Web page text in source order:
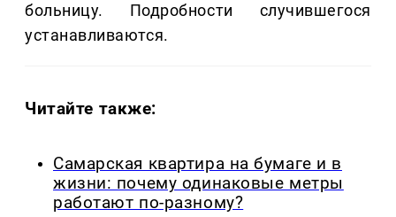
больницу. Подробности случившегося
устанавливаются.
Читайте также:
Самарская квартира на бумаге и в
жизни: почему одинаковые метры
работают по-разному?